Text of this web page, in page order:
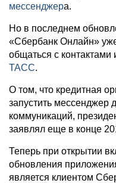
мессенджера.
Но в последнем
«Сбербанк Онлайн»
общаться с контактами
ТАСС.
О том, что кредитная
запустить мессенджер
коммуникаций,
заявлял еще в конце
Теперь при открытии
обновления
является клиентом